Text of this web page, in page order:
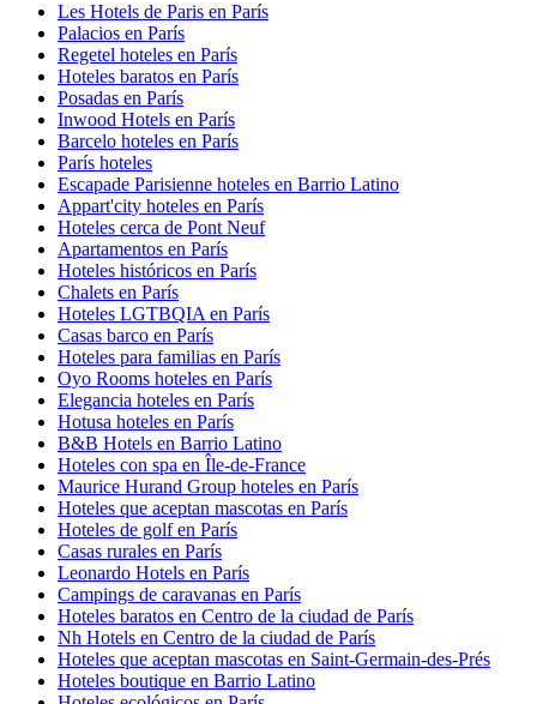
Les Hotels de Paris en París
Palacios en París
Regetel hoteles en París
Hoteles baratos en París
Posadas en París
Inwood Hotels en París
Barcelo hoteles en París
París hoteles
Escapade Parisienne hoteles en Barrio Latino
Appart'city hoteles en París
Hoteles cerca de Pont Neuf
Apartamentos en París
Hoteles históricos en París
Chalets en París
Hoteles LGTBQIA en París
Casas barco en París
Hoteles para familias en París
Oyo Rooms hoteles en París
Elegancia hoteles en París
Hotusa hoteles en París
B&B Hotels en Barrio Latino
Hoteles con spa en Île-de-France
Maurice Hurand Group hoteles en París
Hoteles que aceptan mascotas en París
Hoteles de golf en París
Casas rurales en París
Leonardo Hotels en París
Campings de caravanas en París
Hoteles baratos en Centro de la ciudad de París
Nh Hotels en Centro de la ciudad de París
Hoteles que aceptan mascotas en Saint-Germain-des-Prés
Hoteles boutique en Barrio Latino